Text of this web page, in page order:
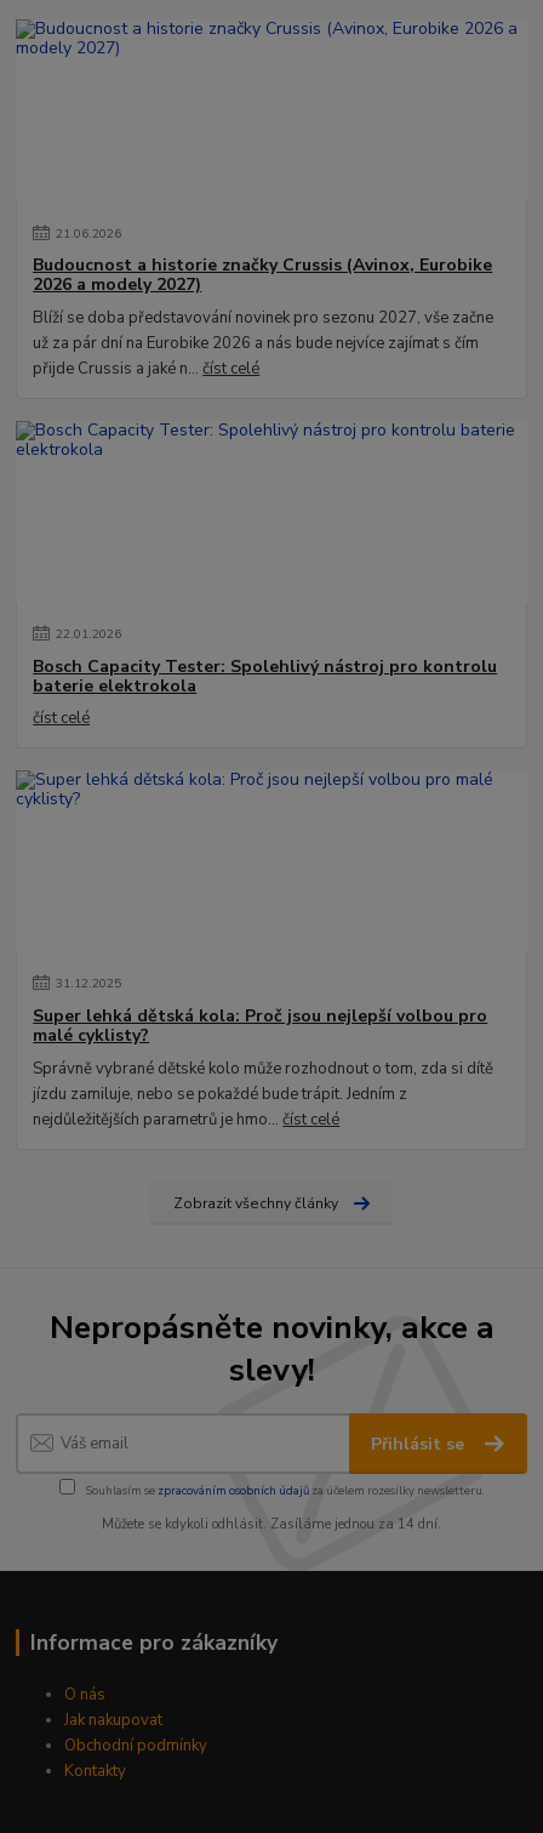
21.06.2026
Budoucnost a historie značky Crussis (Avinox, Eurobike
2026 a modely 2027)
Blíží se doba představování novinek pro sezonu 2027, vše začne
už za pár dní na Eurobike 2026 a nás bude nejvíce zajímat s čím
přijde Crussis a jaké n...číst celé
22.01.2026
Bosch Capacity Tester: Spolehlivý nástroj pro kontrolu
baterie elektrokola
číst celé
31.12.2025
Super lehká dětská kola: Proč jsou nejlepší volbou pro
malé cyklisty?
Správně vybrané dětské kolo může rozhodnout o tom, zda si dítě
jízdu zamiluje, nebo se pokaždé bude trápit. Jedním z
nejdůležitějších parametrů je hmo...číst celé
Zobrazit všechny články
Nepropásněte novinky, akce a
slevy!
Přihlásit se
Souhlasím se zpracováním osobních údajůza účelem rozesílky newsletteru.
Můžete se kdykoli odhlásit. Zasíláme jednou za 14 dní.
Informace pro zákazníky
O nás
Jak nakupovat
Obchodní podmínky
Kontakty